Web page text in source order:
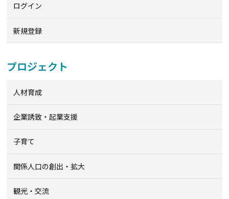
ログイン
新規登録
プロジェクト
人材育成
企業誘致・起業支援
子育て
関係人口の創出・拡大
観光・交流